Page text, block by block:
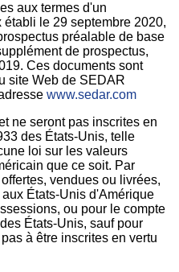
aux termes d'un
le 29 septembre 2020,
préalable de base
de prospectus,
Ces documents sont
site Web de SEDAR
www.sedar.com
ne seront pas inscrites en
des États-Unis, telle
loi sur les valeurs
que ce soit. Par
vendues ou livrées,
États-Unis d'Amérique
ou pour le compte
États-Unis, sauf pour
à être inscrites en vertu